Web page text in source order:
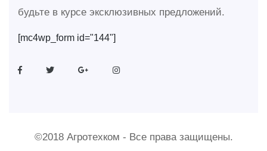
будьте в курсе эксклюзивных предложений.
[mc4wp_form id="144"]
©2018 Агротехком - Все права защищены.